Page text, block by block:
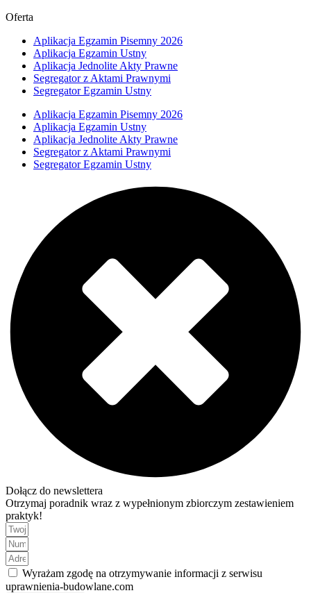
Oferta
Aplikacja Egzamin Pisemny 2026
Aplikacja Egzamin Ustny
Aplikacja Jednolite Akty Prawne
Segregator z Aktami Prawnymi
Segregator Egzamin Ustny
Aplikacja Egzamin Pisemny 2026
Aplikacja Egzamin Ustny
Aplikacja Jednolite Akty Prawne
Segregator z Aktami Prawnymi
Segregator Egzamin Ustny
Dołącz do newslettera
Otrzymaj poradnik wraz z wypełnionym zbiorczym zestawieniem
praktyk!
Wyrażam zgodę na otrzymywanie informacji z serwisu
uprawnienia-budowlane.com